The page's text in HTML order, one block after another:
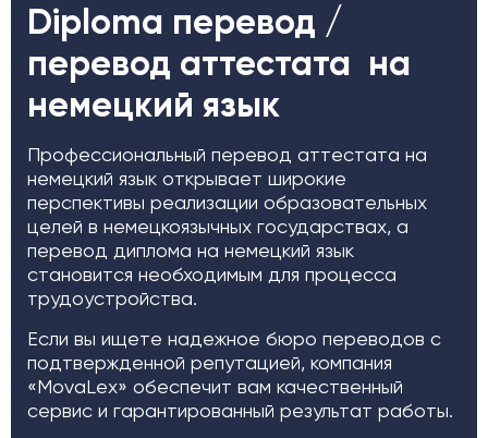
Diploma перевод /
перевод аттестата на
немецкий язык
Профессиональный перевод аттестата на
немецкий язык открывает широкие
перспективы реализации образовательных
целей в немецкоязычных государствах, а
перевод диплома на немецкий язык
становится необходимым для процесса
трудоустройства.
Если вы ищете надежное бюро переводов с
подтвержденной репутацией, компания
«MovaLex» обеспечит вам качественный
сервис и гарантированный результат работы.